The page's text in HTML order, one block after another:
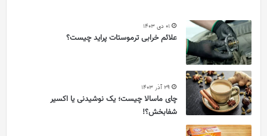
01 دی 1403
علائم خرابی ترموستات پراید چیست؟
29 آذر 1403
چای ماسالا چیست؛ یک نوشیدنی یا اکسیر
شفابخش؟!